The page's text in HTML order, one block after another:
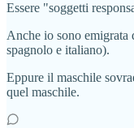
Essere "soggetti
Anche io sono emigrata
spagnolo e italiano).
Eppure il maschile
quel maschile.